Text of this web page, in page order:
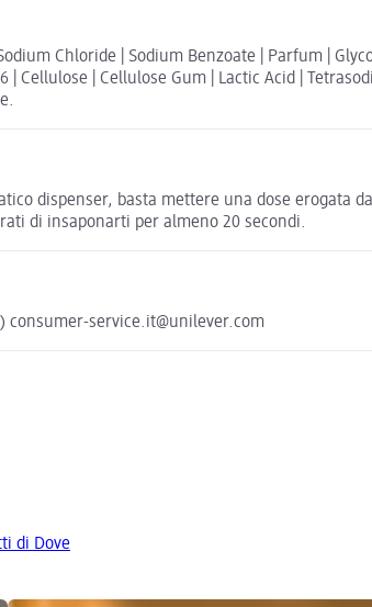
Chloride | Sodium Benzoate | Parfum |
Cellulose | Cellulose Gum | Lactic Acid |
dispenser, basta mettere una dose erogata
di insaponarti per almeno 20 secondi.
consumer-service.it@unilever.com
di Dove